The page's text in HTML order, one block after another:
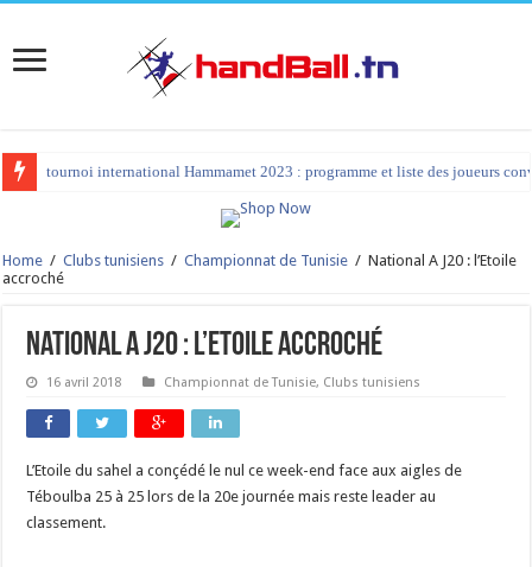
tournoi international Hammamet 2023 : programme et liste des joueurs
Home / Clubs tunisiens / Championnat de Tunisie / National A J20 : l’Etoile
accroché
National A J20 : l’Etoile accroché
16 avril 2018 Championnat de Tunisie, Clubs tunisiens
L’Etoile du sahel a conçédé le nul ce week-end face aux aigles de
Téboulba 25 à 25 lors de la 20e journée mais reste leader au
classement.